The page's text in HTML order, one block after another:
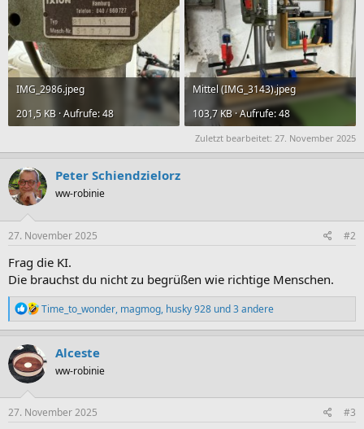
IMG_2986.jpeg
201,5 KB · Aufrufe: 48
Mittel (IMG_3143).jpeg
103,7 KB · Aufrufe: 48
Zuletzt bearbeitet: 27. November 2025
Peter Schiendzielorz
ww-robinie
27. November 2025 #2
Frag die KI.
Die brauchst du nicht zu begrüßen wie richtige Menschen.
R
e
a
t
i
n
e
Time_to_wonder, magmog, husky 928 und 3 andere
Alceste
ww-robinie
27. November 2025 #3